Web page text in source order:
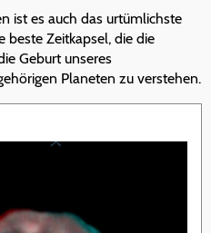
ist es auch das urtümlichste
beste Zeitkapsel, die die
Geburt unseres
Planeten zu verstehen.